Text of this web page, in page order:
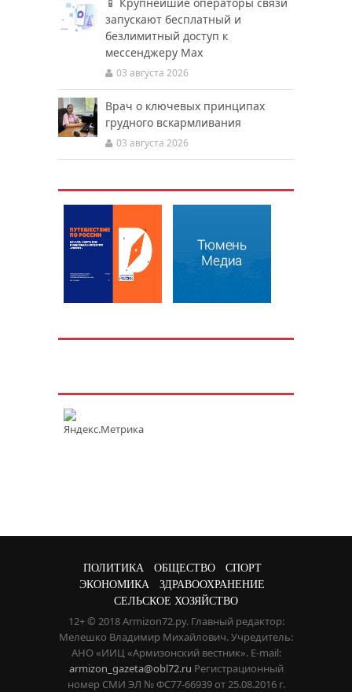
запускают бесплатный и
безлимитный доступ к
мессенджеру Мах
03 августа 2026
Врач о ключевых принципах
грудного вскармливания
03 августа 2026
ПОЛИТИКА ОБЩЕСТВО
СПОРТ
ЭКОНОМИКА
ЗДРАВООХРАНЕНИЕ
СЕЛЬСКОЕ ХОЗЯЙСТВО
12+ © 2018 Armizon72.ру. Главный редактор:
Мелешко Владимир Михайлович. Учредитель:
АНО «ИИЦ «Армизонский вестник». E-mail:
armizon_gazeta@obl72.ru Регистрационный
номер СМИ ЭЛ № ФС77-66939 от 25.08.2016 г.